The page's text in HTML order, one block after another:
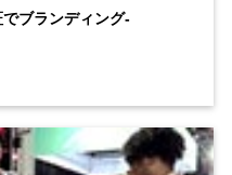
ブランディング‐